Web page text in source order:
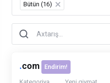
Bütün (16) ×
.com Endirim!